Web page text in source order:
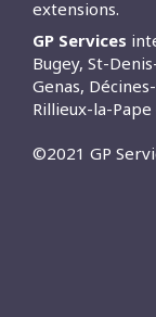
extensions.
GP Services
Bugey, St-
Genas,
Rillieux-la-Pape
©2021 GP